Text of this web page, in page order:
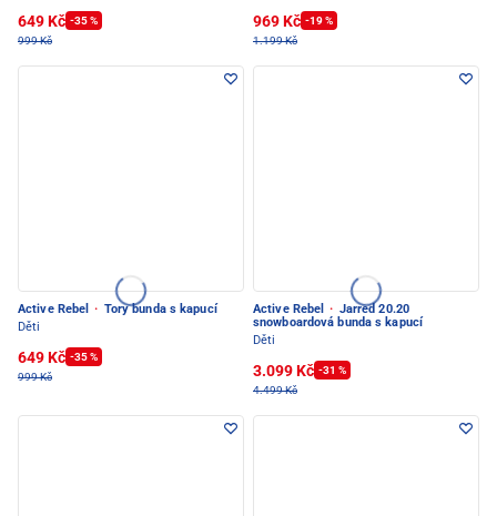
649 Kč -35 %
999 Kč
969 Kč -19 %
1.199 Kč
Active Rebel · Tory bunda s kapucí
Děti
649 Kč -35 %
999 Kč
Active Rebel · Jarred 20.20
snowboardová bunda s kapucí
Děti
3.099 Kč -31 %
4.499 Kč